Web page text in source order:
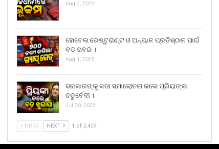
Aug 2, 2026
ହୋଟେଲ ରେଷ୍ଟୁରାଣ୍ଟ ଓ ଅନ୍ୟାନ ପ୍ରତିଷ୍ଠାନ ପାଇଁ
ବଡ ଖବର ।
Aug 1, 2026
ସରକାରଙ୍କୁ କଡା ସମାଲୋଚନା କଲେ ପ୍ରିୟଙ୍କା
ଚତୁର୍ବେଦୀ ।
Jul 20, 2026
PREV NEXT 1 of 2,409